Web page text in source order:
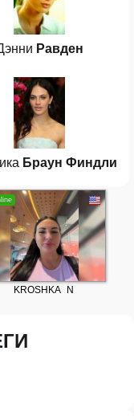
Равден
Браун Финдли